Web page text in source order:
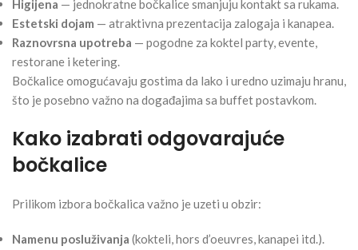
Higijena — jednokratne bočkalice smanjuju kontakt sa rukama.
Estetski dojam — atraktivna prezentacija zalogaja i kanapea.
Raznovrsna upotreba — pogodne za koktel party, evente,
restorane i ketering.
Bočkalice omogućavaju gostima da lako i uredno uzimaju hranu,
što je posebno važno na događajima sa buffet postavkom.
Kako izabrati odgovarajuće
bočkalice
Prilikom izbora bočkalica važno je uzeti u obzir:
Namenu posluživanja (kokteli, hors d’oeuvres, kanapei itd.).